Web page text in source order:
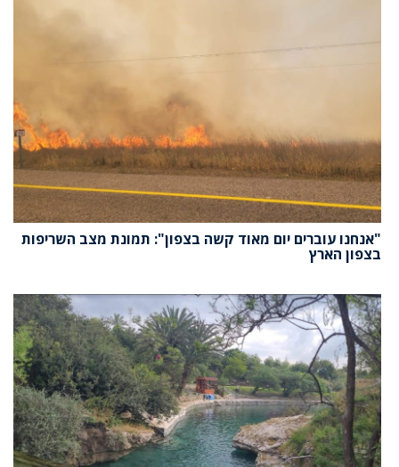
"אנחנו עוברים יום מאוד קשה בצפון": תמונת מצב השריפות
בצפון הארץ